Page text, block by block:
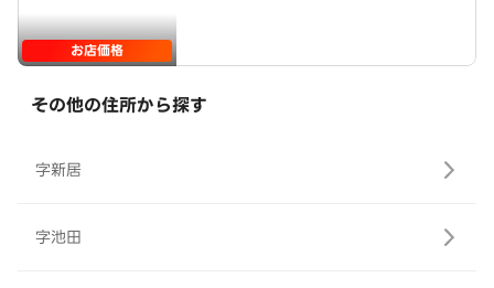
お店価格
その他の住所から探す
字新居
字池田